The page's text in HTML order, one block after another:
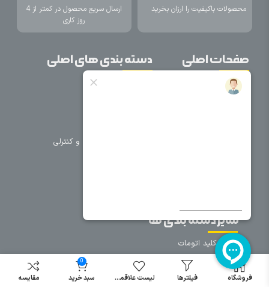
محصولات باکیفیت را ارزان بخرید
ارسال سریع محصول در کمتر از 4
روز کاری
صفحات اصلی
خانه
دسته بندی های اصلی
تجهیزات حفاظتی و کنترلی
سایر دسته بندی ها
خرید کلید اتومات
خرید کنتاکتور
خرید فیوز
فروشگاه فیلترها لیست علاقمندی
0
سبد خرید مقایسه